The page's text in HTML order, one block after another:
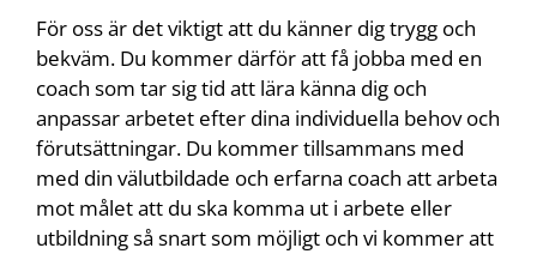
För oss är det viktigt att du känner dig trygg och
bekväm. Du kommer därför att få jobba med en
coach som tar sig tid att lära känna dig och
anpassar arbetet efter dina individuella behov och
förutsättningar. Du kommer tillsammans med
med din välutbildade och erfarna coach att arbeta
mot målet att du ska komma ut i arbete eller
utbildning så snart som möjligt och vi kommer att